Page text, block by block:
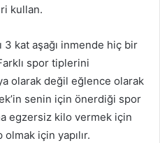
kullan.
3 kat aşağı inmende hiç bir
spor tiplerini
olarak değil eğlence olarak
senin için önerdiği spor
egzersiz kilo vermek için
için yapılır.